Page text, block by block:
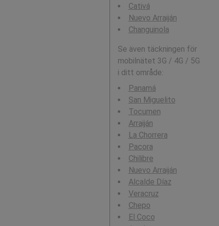
Cativá
Nuevo Arraiján
Changuinola
Se även täckningen för
mobilnätet 3G / 4G / 5G
i ditt område:
Panamá
San Miguelito
Tocumen
Arraiján
La Chorrera
Pacora
Chilibre
Nuevo Arraiján
Alcalde Díaz
Veracruz
Chepo
El Coco